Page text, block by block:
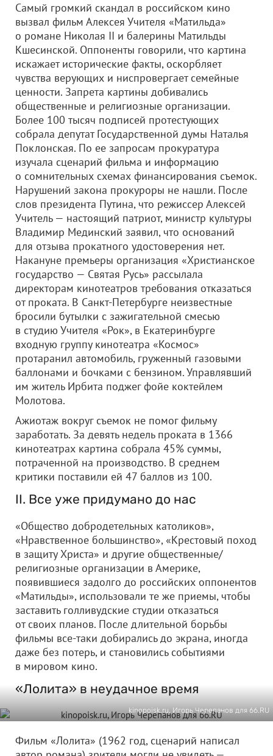
Самый громкий скандал в российском кино
вызвал фильм Алексея Учителя «Матильда»
о романе Николая II и балерины Матильды
Кшесинской. Оппоненты говорили, что картина
искажает исторические факты, оскорбляет
чувства верующих и ниспровергает семейные
ценности. Запрета картины добивались
общественные и религиозные организации.
Более 100 тысяч подписей протестующих
собрала депутат Государственной думы Наталья
Поклонская. По ее запросам прокуратура
изучала сценарий фильма и информацию
о сомнительных схемах финансирования съемок.
Нарушений закона прокуроры не нашли. После
слов президента Путина, что режиссер Алексей
Учитель — настоящий патриот, министр культуры
Владимир Мединский заявил, что оснований
для отзыва прокатного удостоверения нет.
Накануне премьеры организация «Христианское
государство — Святая Русь» рассылала
директорам кинотеатров требования отказаться
от проката. В Санкт-Петербурге неизвестные
бросили бутылки с зажигательной смесью
в студию Учителя «Рок», в Екатеринбурге
входную группу кинотеатра «Космос»
протаранил автомобиль, груженный газовыми
баллонами и бочками с бензином. Управлявший
им житель Ирбита поджег фойе коктейлем
Молотова.
Ажиотаж вокруг съемок не помог фильму
заработать. За девять недель проката в 1366
кинотеатрах картина собрала 45% суммы,
потраченной на производство. В среднем
критики поставили ей 47 баллов из 100.
II. Все уже придумано до нас
«Общество добродетельных католиков»,
«Нравственное большинство», «Крестовый поход
в защиту Христа» и другие общественные/
религиозные организации в Америке,
появившиеся задолго до российских оппонентов
«Матильды», использовали те же приемы, чтобы
заставить голливудские студии отказаться
от своих планов. После длительной борьбы
фильмы все-таки добирались до экрана, иногда
даже без потерь, и становились событиями
в мировом кино.
«Лолита» в неудачное время
kinopoisk.ru, Игорь Черепанов для 66.RU
Фильм «Лолита» (1962 год, сценарий написал